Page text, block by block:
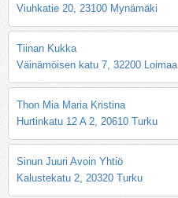
Viuhkatie 20, 23100 Mynämäki
Tiinan Kukka
Väinämöisen katu 7, 32200 Loimaa
Thon Mia Maria Kristina
Hurtinkatu 12 A 2, 20610 Turku
Sinun Juuri Avoin Yhtiö
Kalustekatu 2, 20320 Turku